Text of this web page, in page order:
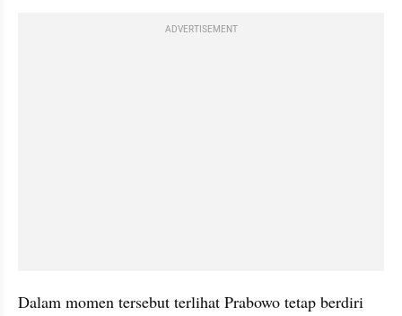
ADVERTISEMENT
Dalam momen tersebut terlihat Prabowo tetap berdiri